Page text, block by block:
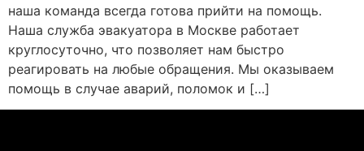
наша команда всегда готова прийти на помощь.
Наша служба эвакуатора в Москве работает
круглосуточно, что позволяет нам быстро
реагировать на любые обращения. Мы оказываем
помощь в случае аварий, поломок и […]